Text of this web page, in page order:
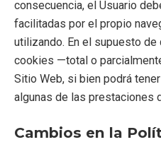
consecuencia, el Usuario
facilitadas por el propio
utilizando. En el supuesto de
cookies —total o
Sitio Web, si bien podrá
algunas de las prestaciones
Cambios en la